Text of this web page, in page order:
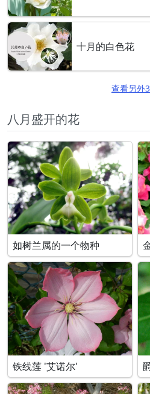
十月的白色花
查看另外
八月盛开的花
如树兰属的一个物种
铁线莲 '艾诺尔'